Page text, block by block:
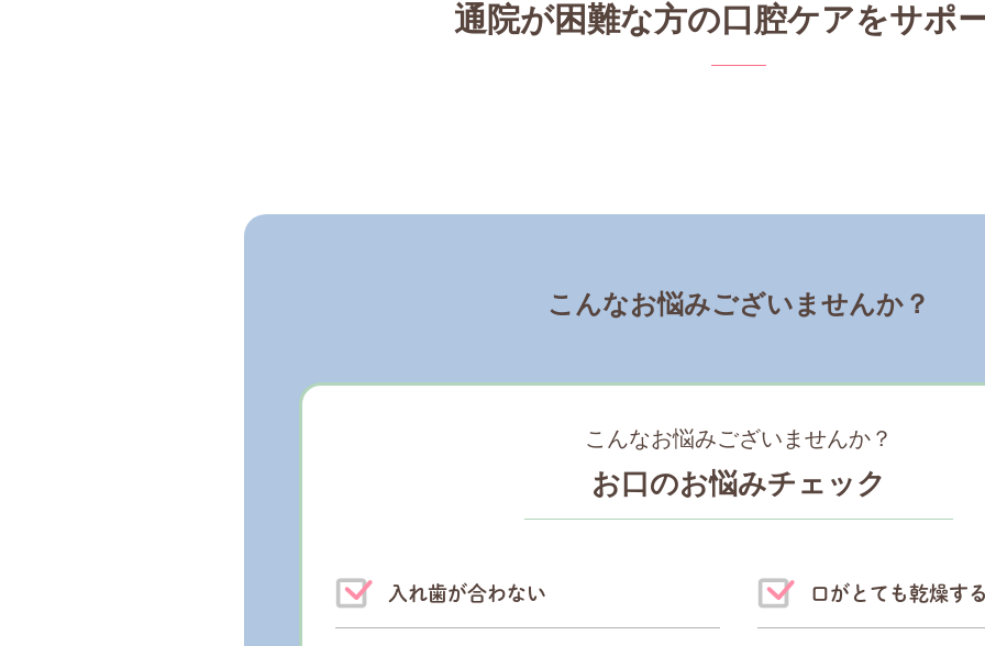
通院が困難な方の口腔ケアをサポ
こんなお悩みございませんか？
こんなお悩みございませんか？
お口のお悩みチェック
入れ歯が合わない 口がとても乾燥す